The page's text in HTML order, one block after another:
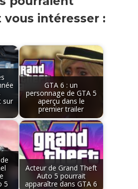
intéresser :
sur
GTA 6 : un
personnage de GTA 5
aperçu dans le
premier trailer
5
Acteur de Grand Theft
Auto 5 pourrait
apparaître dans GTA 6